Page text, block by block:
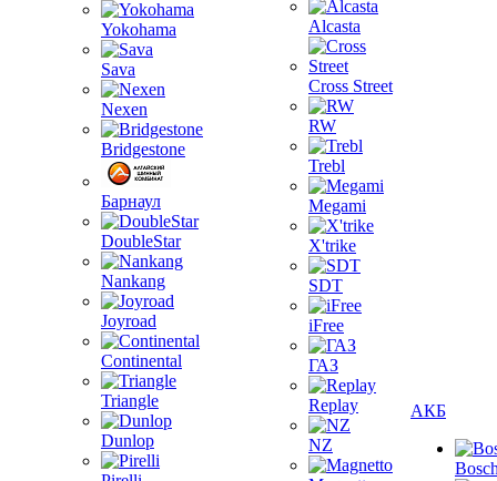
Yokohama
Sava
Nexen
Bridgestone
Барнаул
DoubleStar
Nankang
Joyroad
Continental
Triangle
Dunlop
Alcasta
Cross Street
RW
Trebl
Megami
X'trike
SDT
iFree
ГАЗ
Replay
NZ
АКБ